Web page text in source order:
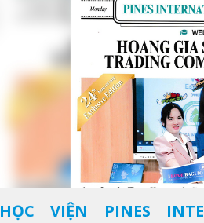
HỌC VIỆN PINES